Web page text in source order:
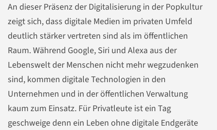
An dieser Präsenz der Digitalisierung in der Popkultur
zeigt sich, dass digitale Medien im privaten Umfeld
deutlich stärker vertreten sind als im öffentlichen
Raum. Während Google, Siri und Alexa aus der
Lebenswelt der Menschen nicht mehr wegzudenken
sind, kommen digitale Technologien in den
Unternehmen und in der öffentlichen Verwaltung
kaum zum Einsatz. Für Privatleute ist ein Tag
geschweige denn ein Leben ohne digitale Endgeräte